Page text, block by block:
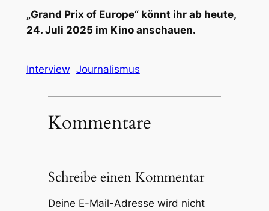
„Grand Prix of Europe“ könnt ihr ab heute,
24. Juli 2025 im Kino anschauen.
Interview Journalismus
Kommentare
Schreibe einen Kommentar
Deine E-Mail-Adresse wird nicht